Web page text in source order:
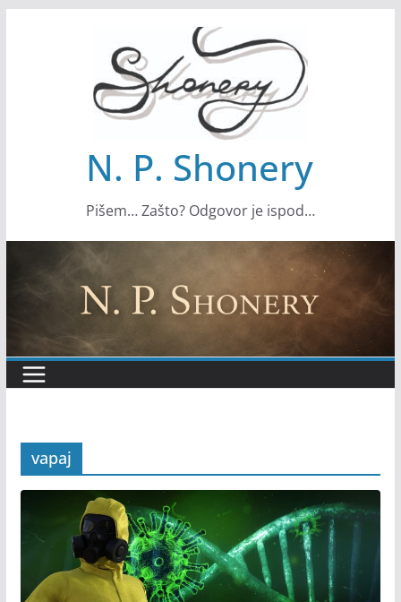
t
N. P. Shonery
Pišem… Zašto? Odgovor je ispod…
vapaj